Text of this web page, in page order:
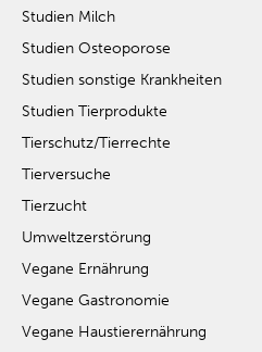
Studien Milch
Studien Osteoporose
Studien sonstige Krankheiten
Studien Tierprodukte
Tierschutz/Tierrechte
Tierversuche
Tierzucht
Umweltzerstörung
Vegane Ernährung
Vegane Gastronomie
Vegane Haustierernährung